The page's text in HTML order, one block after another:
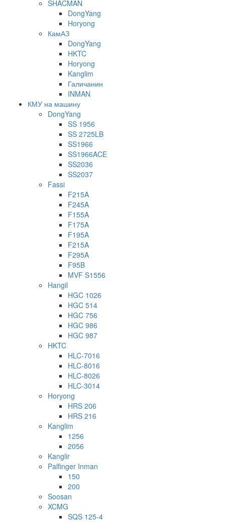
SHACMAN
DongYang
Horyong
КамАЗ
DongYang
HKTC
Horyong
Kanglim
Галичанин
INMAN
КМУ на машину
DongYang
SS 1956
SS 2725LB
SS1966
SS1966ACE
SS2036
SS2037
Fassi
F215A
F245A
F155A
F175A
F195A
F215A
F295A
F95B
MVF S1556
Hangil
HGC 1026
HGC 514
HGC 756
HGC 986
HGC 987
HKTC
HLC-7016
HLC-8016
HLC-8026
HLC-3014
Horyong
HRS 206
HRS 216
Kanglim
1256
2056
Kanglir
Palfinger Inman
150
200
Soosan
XCMG
SQS 125-4